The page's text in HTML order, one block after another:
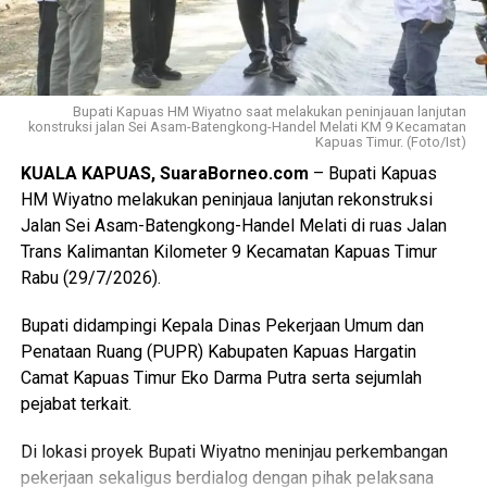
diimplementasikan kembali di wilayah masing-masing
sehingga kualitas vokal dirigen dan pembinaan paduan
suara gerejawi terus meningkat,” katanya.
Kemudian menurutnya rangkaian kegiatan diharapkan
mampu memperkuat konsolidasi organisasi LPPD
fondasi dalam mempersiapkan kontingen Kabupaten
Kapuas menghadapi berbagai ajang Pesparawi di masa
mendatang. (Ujg/SB)
Views: 33
Bagikan ke
WhatsApp Facebook
Bupati Kapuas HM Wiyatno saat melakukan peninjauan lanjutan
konstruksi jalan Sei Asam-Batengkong-Handel Melati KM 9 Kecamatan
Kapuas Timur. (Foto/Ist)
KUALA KAPUAS, SuaraBorneo.com – Bupati Kapuas
HM Wiyatno melakukan peninjaua lanjutan rekonstruksi
Jalan Sei Asam-Batengkong-Handel Melati di ruas Jalan
Trans Kalimantan Kilometer 9 Kecamatan Kapuas Timur
Rabu (29/7/2026).
Bupati didampingi Kepala Dinas Pekerjaan Umum dan
Penataan Ruang (PUPR) Kabupaten Kapuas Hargatin
Camat Kapuas Timur Eko Darma Putra serta sejumlah
pejabat terkait.
Di lokasi proyek Bupati Wiyatno meninjau perkembangan
pekerjaan sekaligus berdialog dengan pihak pelaksana